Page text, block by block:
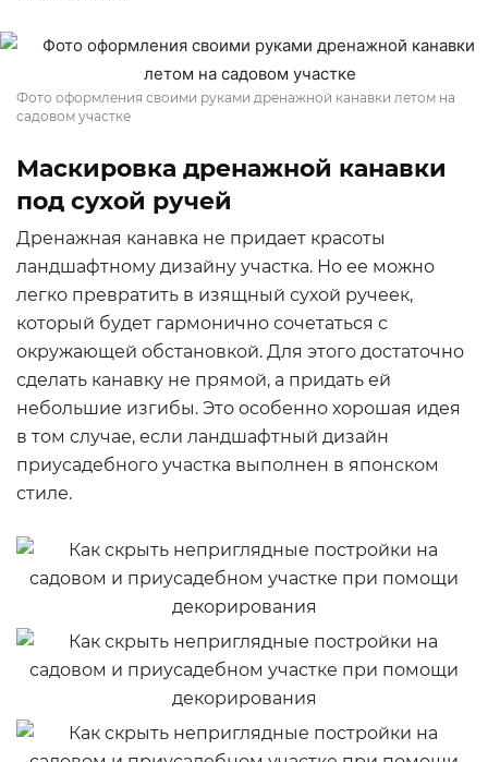
Фото оформления своими руками дренажной канавки летом на
садовом участке
Маскировка дренажной канавки
под сухой ручей
Дренажная канавка не придает красоты
ландшафтному дизайну участка. Но ее можно
легко превратить в изящный сухой ручеек,
который будет гармонично сочетаться с
окружающей обстановкой. Для этого достаточно
сделать канавку не прямой, а придать ей
небольшие изгибы. Это особенно хорошая идея
в том случае, если ландшафтный дизайн
приусадебного участка выполнен в японском
стиле.